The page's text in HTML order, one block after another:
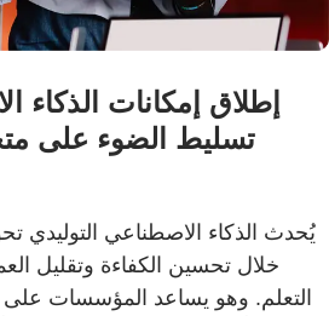
إطلاق إمكانات الذكاء
يُحدث الذكاء الاصطناعي التوليدي
خلال تحسين الكفاءة وتقليل
التعلم. وهو يساعد المؤسسات